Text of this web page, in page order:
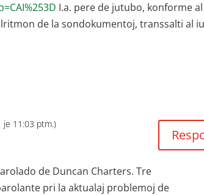
I.a. pere de jutubo, konforme al
de la sondokumentoj, transsalti al iu
je 11:03 ptm.)
de Duncan Charters. Tre
pri la aktualaj problemoj de